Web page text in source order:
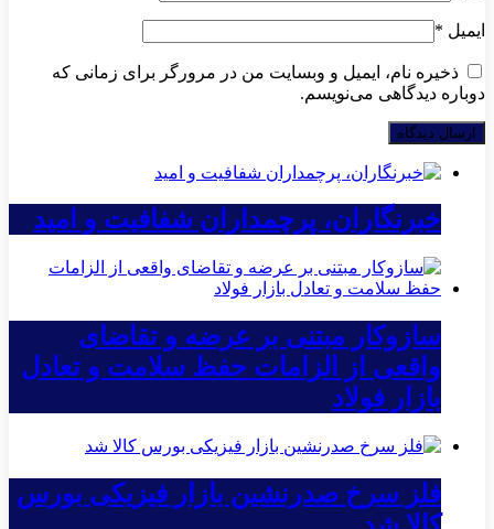
ایمیل *
ذخیره نام، ایمیل و وبسایت من در مرورگر برای زمانی که
دوباره دیدگاهی می‌نویسم.
خبرنگاران، پرچمداران شفافیت و امید
سازوکار مبتنی بر عرضه و تقاضای
واقعی از الزامات حفظ سلامت و تعادل
بازار فولاد
فلز سرخ صدرنشین بازار فیزیکی بورس